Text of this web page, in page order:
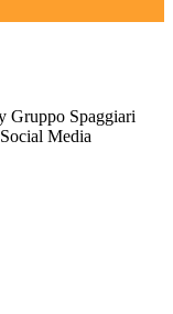
Gruppo Spaggiari
Media